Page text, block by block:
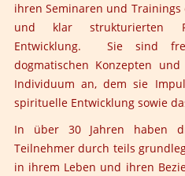
ihren Seminaren und
und klar strukturierten
Entwicklung. Sie sind
dogmatischen Konzepten
Individuum an, dem sie
spirituelle Entwicklung sowie
In über 30 Jahren haben
Teilnehmer durch teils
in ihrem Leben und ihren